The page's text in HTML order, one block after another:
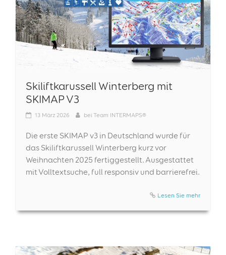
Skiliftkarussell Winterberg mit
SKIMAP V3
13 März 2026 bei Team INTERMAPS®
Die erste SKIMAP v3 in Deutschland wurde für
das Skiliftkarussell Winterberg kurz vor
Weihnachten 2025 fertiggestellt. Ausgestattet
mit Volltextsuche, full responsiv und barrierefrei.
Lesen Sie mehr